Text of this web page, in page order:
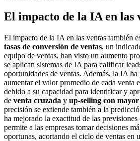
El impacto de la IA en las
El impacto de la IA en las ventas también
tasas de conversión de ventas, un
equipo de ventas, han visto un aumento
se aplican sistemas de IA para calificar
oportunidades de ventas. Además, la IA ha
aumentar el valor promedio de cada venta
debido a su capacidad para identificar y
de venta cruzada y up-selling con
precisión se extiende también a la
ha mejorado la exactitud de las
permite a las empresas tomar decisiones
oportunas, acortando el ciclo de ventas en